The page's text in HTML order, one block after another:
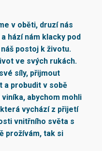
v oběti, druzí nás
hází nám klacky pod
postoj k životu.
ve svých rukách.
síly, přijmout
a probudit v sobě
abychom mohli
vychází z přijetí
vnitřního světa s
prožívám, tak si